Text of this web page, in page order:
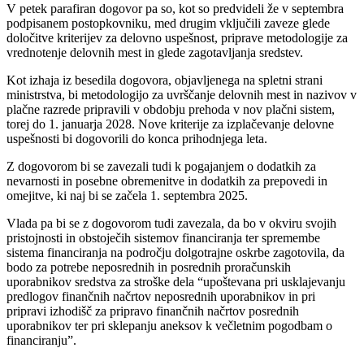
V petek parafiran dogovor pa so, kot so predvideli že v septembra
podpisanem postopkovniku, med drugim vključili zaveze glede
določitve kriterijev za delovno uspešnost, priprave metodologije za
vrednotenje delovnih mest in glede zagotavljanja sredstev.
Kot izhaja iz besedila dogovora, objavljenega na spletni strani
ministrstva, bi metodologijo za uvrščanje delovnih mest in nazivov v
plačne razrede pripravili v obdobju prehoda v nov plačni sistem,
torej do 1. januarja 2028. Nove kriterije za izplačevanje delovne
uspešnosti bi dogovorili do konca prihodnjega leta.
Z dogovorom bi se zavezali tudi k pogajanjem o dodatkih za
nevarnosti in posebne obremenitve in dodatkih za prepovedi in
omejitve, ki naj bi se začela 1. septembra 2025.
Vlada pa bi se z dogovorom tudi zavezala, da bo v okviru svojih
pristojnosti in obstoječih sistemov financiranja ter spremembe
sistema financiranja na področju dolgotrajne oskrbe zagotovila, da
bodo za potrebe neposrednih in posrednih proračunskih
uporabnikov sredstva za stroške dela “upoštevana pri usklajevanju
predlogov finančnih načrtov neposrednih uporabnikov in pri
pripravi izhodišč za pripravo finančnih načrtov posrednih
uporabnikov ter pri sklepanju aneksov k večletnim pogodbam o
financiranju”.